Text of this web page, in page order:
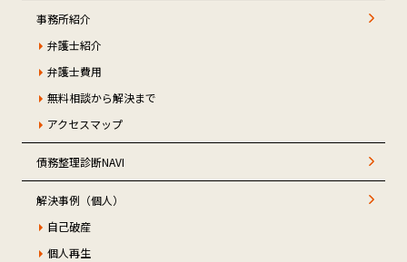
事務所紹介
弁護士紹介
弁護士費用
無料相談から解決まで
アクセスマップ
債務整理診断NAVI
解決事例（個人）
自己破産
個人再生